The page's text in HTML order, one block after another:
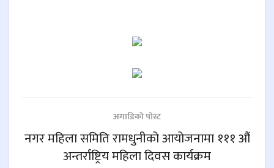
अगाडिकाे पाेस्ट
नगर महिला समिति रामधुनीको आयोजनामा १११ औं
अन्तर्राष्ट्रिय महिला दिवस कार्यक्रम